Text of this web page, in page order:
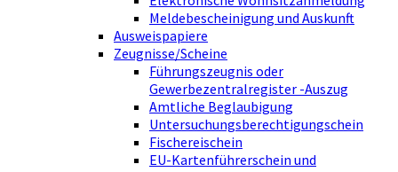
Meldebescheinigung und Auskunft
Ausweispapiere
Zeugnisse/Scheine
Führungszeugnis oder
Gewerbezentralregister -Auszug
Amtliche Beglaubigung
Untersuchungsberechtigungschein
Fischereischein
EU-Kartenführerschein und